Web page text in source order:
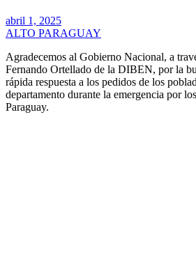
abril 1, 2025
ALTO PARAGUAY
Agradecemos al Gobierno Nacional, a
Fernando Ortellado de la DIBEN, por la
rápida respuesta a los pedidos de los
departamento durante la emergencia por
Paraguay.